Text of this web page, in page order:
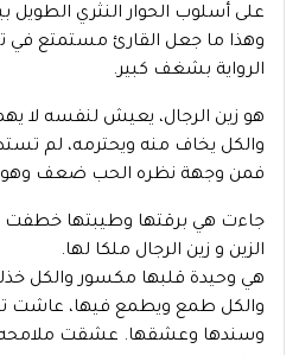
على أسلوب الحوار النثري الطويل
وهذا ما جعل القارئ مستمتع في
الرواية بشغف كبير.
هو زين الرجال، يعيش لنفسه لا
والكل يخاف منه ويحترمه، لم
فمن وجهة نظره الحب ضعف وهو
جاءت هي برقتها وطيبتها
الزين و زين الرجال ملكا لها.
هي وحيدة قلبها مكسور والكل
والكل طمع ويطمع فيها، عاشت
وسندها وعشقها. عشقت ملامحه،